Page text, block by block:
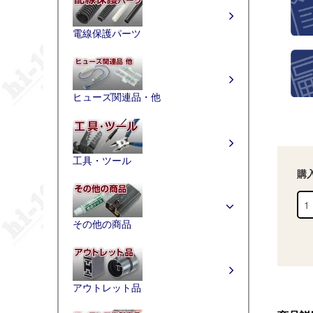
購
電線保護パーツ
ヒューズ関連品・他
工具・ツール
その他の商品
アウトレット品